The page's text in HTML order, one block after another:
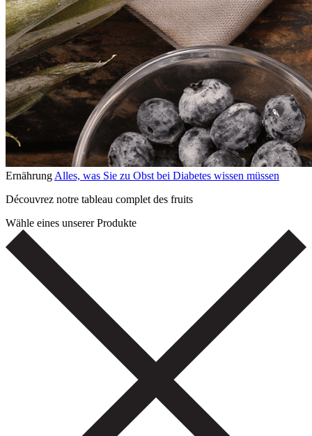
Ernährung Alles, was Sie zu Obst bei Diabetes wissen müssen
Découvrez notre tableau complet des fruits
Wähle eines unserer Produkte